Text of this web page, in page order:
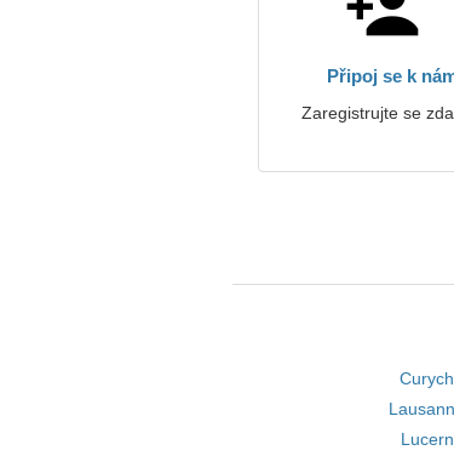
Připoj se k
Zaregistrujte se
Curych
Lucern